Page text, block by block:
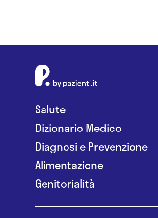
Salute
Dizionario Medico
Diagnosi e Prevenzione
Alimentazione
Genitorialità